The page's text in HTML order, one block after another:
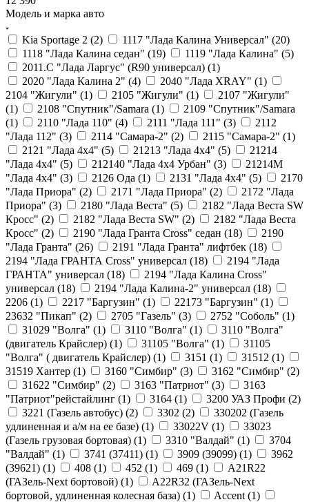
Модель и марка авто
Kia Sportage 2 (2) 1117 "Лада Калина Универсал" (20)
1118 "Лада Калина седан" (19) 1119 "Лада Калина" (5)
2011.С "Лада Ларгус" (R90 универсал) (1)
2020 "Лада Калина 2" (4) 2040 "Лада ХRAY" (1)
2104 "Жигули" (1) 2105 "Жигули" (1)
2107 "Жигули"
(1) 2108 "Cпутник"/Samara (1)
2109 "Спутник"/Samara
(1) 2110 "Лада 110" (4) 2111 "Лада 111" (3)
2112
"Лада 112" (3) 2114 "Самара-2" (2) 2115 "Самара-2" (1)
2121 "Лада 4х4" (5) 21213 "Лада 4х4" (5)
21214
"Лада 4х4" (5) 212140 "Лада 4х4 Урбан" (3)
21214М
"Лада 4х4" (3) 2126 Ода (1) 2131 "Лада 4х4" (5)
2170
"Лада Приора" (2) 2171 "Лада Приора" (2)
2172 "Лада
Приора" (3) 2180 "Лада Веста" (5)
2182 "Лада Веста SW
Кросс" (2) 2182 "Лада Веста SW" (2)
2182 "Лада Веста
Кросс" (2) 2190 "Лада Гранта Cross" седан (18)
2190
"Лада Гранта" (26) 2191 "Лада Гранта" лифтбек (18)
2194 "Лада ГРАНТА Cross" универсал (18)
2194 "Лада
ГРАНТА" универсал (18)
2194 "Лада Калина Cross"
универсал (18) 2194 "Лада Калина-2" универсал (18)
2206 (1) 2217 "Баргузин" (1) 22173 "Баргузин" (1)
23632 "Пикап" (2) 2705 "Газель" (3) 2752 "Соболь" (1)
31029 "Волга" (1) 3110 "Волга" (1)
3110 "Волга"
(двигатель Крайслер) (1) 31105 "Волга" (1)
31105
"Волга" ( двигатель Крайслер) (1) 3151 (1) 31512 (1)
31519 Хантер (1) 3160 "Симбир" (3) 3162 "Симбир" (2)
31622 "Симбир" (2) 3163 "Патриот" (3)
3163
"Патриот"рейстайлинг (1) 3164 (1) 3200 УАЗ Профи (2)
3221 (Газель автобус) (2) 3302 (2)
330202 (Газель
удлиненная и а/м на ее базе) (1) 33022V (1)
33023
(Газель грузовая бортовая) (1) 3310 "Валдай" (1)
3704
"Валдай" (1) 3741 (37411) (1) 3909 (39099) (1)
3962
(39621) (1) 408 (1) 452 (1) 469 (1)
A21R22
(ГАЗель-Next бортовой) (1)
A22R32 (ГАЗель-Next
бортовой, удлиненная колесная база) (1) Accent (1)